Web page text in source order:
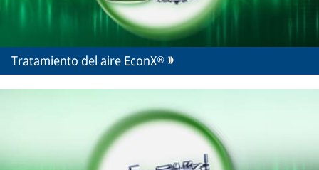
Tratamiento del aire EconX®